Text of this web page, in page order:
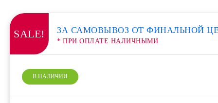
SALE! ЗА САМОВЫВОЗ ОТ ФИНАЛЬНОЙ
* ПРИ ОПЛАТЕ НАЛИЧНЫМИ
В НАЛИЧИИ